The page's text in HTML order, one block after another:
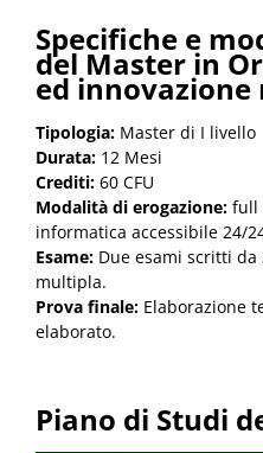
Specifiche e
del Master in
ed innovazione
Tipologia: Master di I livello
Durata: 12 Mesi
Crediti: 60 CFU
Modalità di erogazione: full
informatica accessibile 24/
Esame: Due esami scritti
multipla.
Prova finale: Elaborazione
elaborato.
Piano di Studi